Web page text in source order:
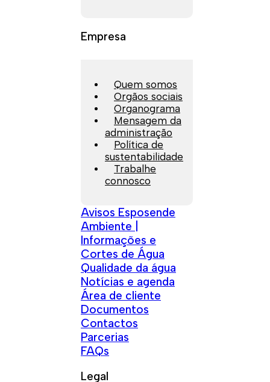
Empresa
Quem somos
Orgãos sociais
Organograma
Mensagem da
administração
Política de
sustentabilidade
Trabalhe
connosco
Avisos Esposende
Ambiente |
Informações e
Cortes de Água
Qualidade da água
Notícias e agenda
Área de cliente
Documentos
Contactos
Parcerias
FAQs
Legal